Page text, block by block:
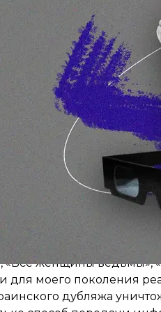
сам не
тогда, когда
несколько пунктов:
украинские детские
и перевод
стать не
в оригинале — со
и
начали массово
украинский
обращаться к
возможности.
языке
«Все женщины ведьмы»,
для моего поколения
дубляжа